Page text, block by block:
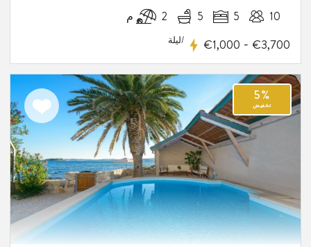
10
5
5 2 م
€1,000 - €3,700 /ليلة
اضف
الى
المفضلة